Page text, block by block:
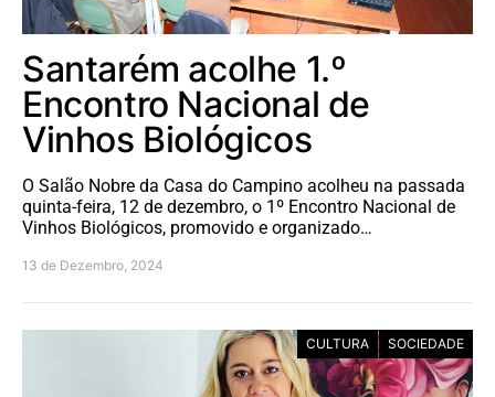
Santarém acolhe 1.º
Encontro Nacional de
Vinhos Biológicos
O Salão Nobre da Casa do Campino acolheu na passada
quinta-feira, 12 de dezembro, o 1º Encontro Nacional de
Vinhos Biológicos, promovido e organizado…
13 de Dezembro, 2024
CULTURA SOCIEDADE